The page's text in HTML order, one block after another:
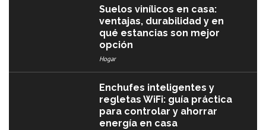
Suelos vinílicos en casa:
ventajas, durabilidad y en
qué estancias son mejor
opción
Hogar
Enchufes inteligentes y
regletas WiFi: guía práctica
para controlar y ahorrar
energía en casa